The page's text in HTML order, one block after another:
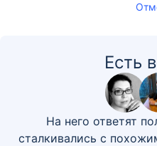
Есть
На него ответят
сталкивались с